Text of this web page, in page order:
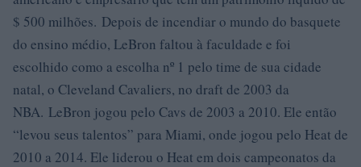
$ 500 milhões. Depois de incendiar o mundo do basquete
do ensino médio, LeBron faltou à faculdade e foi
escolhido como a escolha nº 1 pelo time de sua cidade
natal, o Cleveland Cavaliers, no draft de 2003 da
NBA. LeBron jogou pelo Cavs de 2003 a 2010. Ele então
“levou seus talentos” para Miami, onde jogou pelo Heat de
2010 a 2014. Ele liderou o Heat em dois campeonatos da